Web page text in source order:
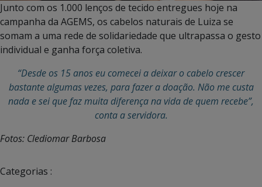
Junto com os 1.000 lenços de tecido entregues hoje na
campanha da AGEMS, os cabelos naturais de Luiza se
somam a uma rede de solidariedade que ultrapassa o gesto
individual e ganha força coletiva.
“Desde os 15 anos eu comecei a deixar o cabelo crescer
bastante algumas vezes, para fazer a doação. Não me custa
nada e sei que faz muita diferença na vida de quem recebe”,
conta a servidora.
Fotos: Clediomar Barbosa
Categorias :